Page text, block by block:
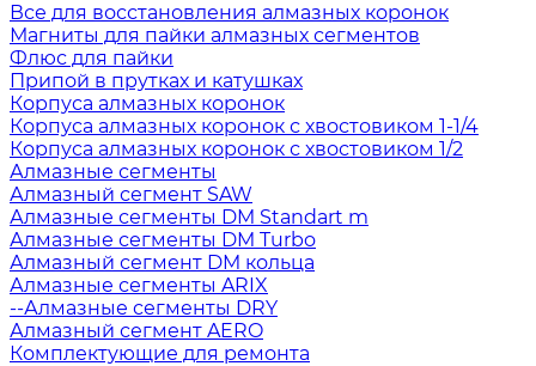
Все для восстановления алмазных коронок
Магниты для пайки алмазных сегментов
Флюс для пайки
Припой в прутках и катушках
Корпуса алмазных коронок
Корпуса алмазных коронок с хвостовиком 1-1/4
Корпуса алмазных коронок с хвостовиком 1/2
Алмазные сегменты
Алмазный сегмент SAW
Алмазные сегменты DM Standart m
Алмазные сегменты DM Turbo
Алмазный сегмент DM кольца
Алмазные сегменты ARIX
--Алмазные сегменты DRY
Алмазный сегмент AERO
Комплектующие для ремонта